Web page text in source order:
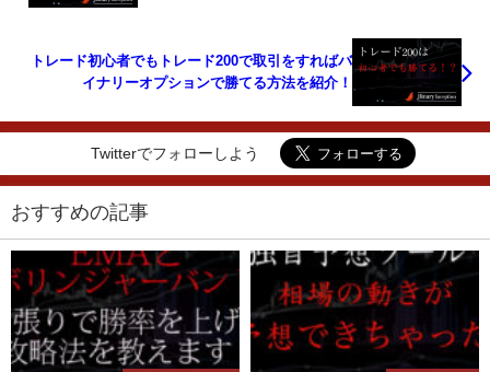
トレード初心者でもトレード200で取引をすればバ
イナリーオプションで勝てる方法を紹介！
Twitterでフォローしよう
おすすめの記事